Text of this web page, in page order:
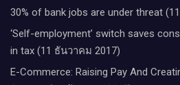
30% of bank jobs are under threat
‘Self-employment’ switch saves
in tax (11 ธันวาคม 2017)
E-Commerce: Raising Pay And